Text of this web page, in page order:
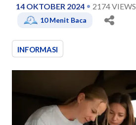
14 OKTOBER 2024 2174VIEWS
10Menit Baca
INFORMASI